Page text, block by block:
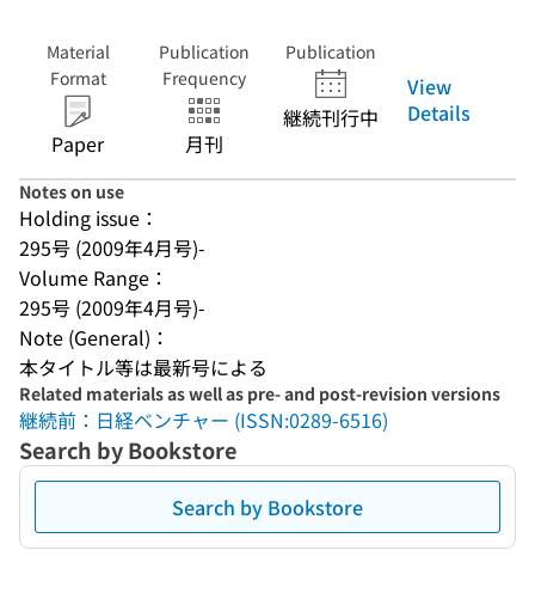
Material
Format
Paper
Publication
Frequency
月刊
Publication
継続刊行中
View
Details
Notes on use
Holding issue：
295号 (2009年4月号)-
Volume Range：
295号 (2009年4月号)-
Note (General)：
本タイトル等は最新号による
Related materials as well as pre- and post-revision versions
継続前：日経ベンチャー (ISSN:0289-6516)
Search by Bookstore
Search by Bookstore